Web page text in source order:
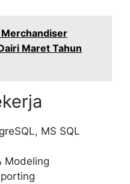
Maret Tahun
MS SQL
Modeling